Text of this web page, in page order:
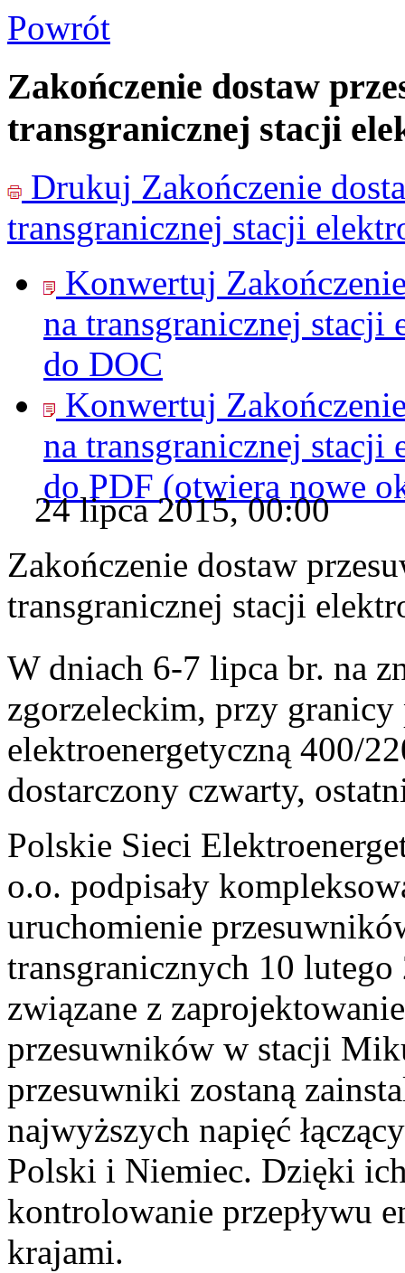
Powrót
Zakończenie dostaw
transgranicznej stacji
Drukuj Zakończenie
transgranicznej stacji
Konwertuj
na transgranicznej stacji
do DOC
Konwertuj
na transgranicznej stacji
do PDF (otwiera nowe
24 lipca 2015, 00:00
Zakończenie dostaw
transgranicznej stacji
W dniach 6-7 lipca br. na
zgorzeleckim, przy
elektroenergetyczną 400/
dostarczony czwarty,
Polskie Sieci
o.o. podpisały
uruchomienie
transgranicznych 10
związane z
przesuwników w stacji
przesuwniki zostaną
najwyższych napięć
Polski i Niemiec. Dzięki
kontrolowanie przepływu
krajami.